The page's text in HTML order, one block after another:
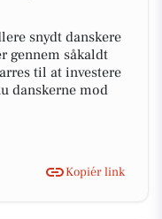
snydt danskere
gennem såkaldt
til at investere
danskerne mod
Kopiér link